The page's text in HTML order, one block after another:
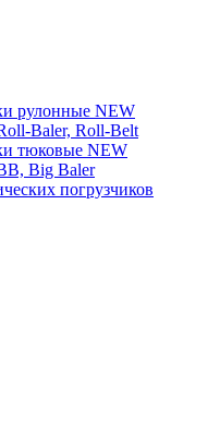
рулонные NEW
Baler, Roll-Belt
тюковые NEW
Big Baler
погрузчиков